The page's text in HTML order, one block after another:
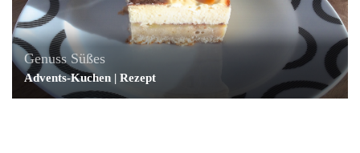
Genuss Süßes
Advents-Kuchen | Rezept